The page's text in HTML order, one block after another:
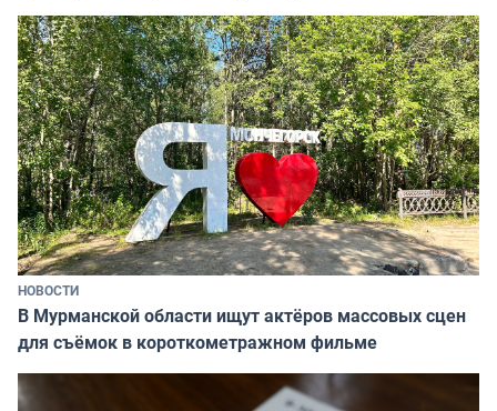
НОВОСТИ
В Мурманской области ищут актёров массовых сцен
для съёмок в короткометражном фильме